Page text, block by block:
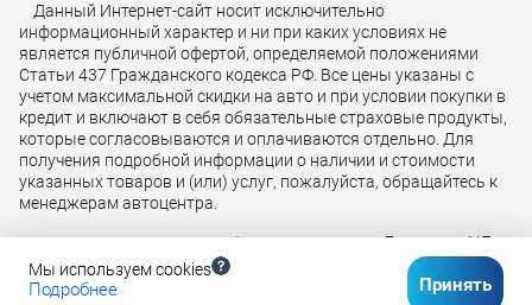
Данный Интернет-сайт носит исключительно
информационный характер и ни при каких условиях не
является публичной офертой, определяемой положениями
Статьи 437 Гражданского кодекса РФ. Все цены указаны с
учетом максимальной скидки на авто и при условии покупки в
кредит и включают в себя обязательные страховые продукты,
которые согласовываются и оплачиваются отдельно. Для
получения подробной информации о наличии и стоимости
указанных товаров и (или) услуг, пожалуйста, обращайтесь к
менеджерам автоцентра.
Кредит предоставляется банком АО «ТБанк»Лицензия ЦБ
РФ № 2673 от 09.07.2024 г
Мы используем cookies
Подробнее Принять